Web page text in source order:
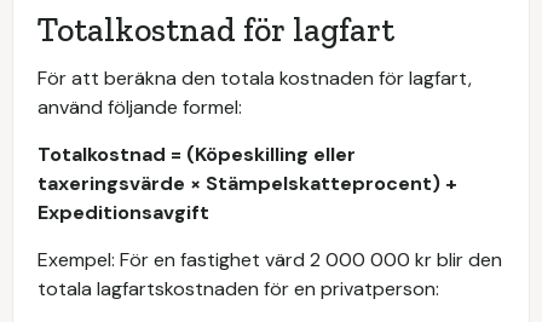
Totalkostnad för lagfart
För att beräkna den totala kostnaden för lagfart,
använd följande formel:
Totalkostnad = (Köpeskilling eller
taxeringsvärde × Stämpelskatteprocent) +
Expeditionsavgift
Exempel: För en fastighet värd 2 000 000 kr blir den
totala lagfartskostnaden för en privatperson: